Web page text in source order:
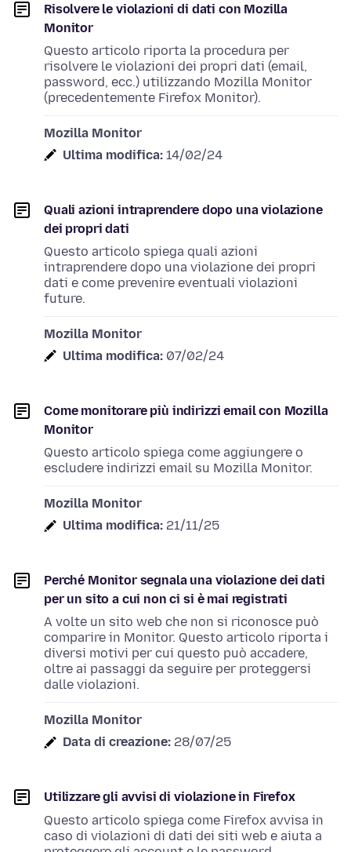
Risolvere le violazioni di dati con Mozilla
Monitor
Questo articolo riporta la procedura per
risolvere le violazioni dei propri dati (email,
password, ecc.) utilizzando Mozilla Monitor
(precedentemente Firefox Monitor).
Mozilla Monitor
Ultima modifica: 14/02/24
Quali azioni intraprendere dopo una violazione
dei propri dati
Questo articolo spiega quali azioni
intraprendere dopo una violazione dei propri
dati e come prevenire eventuali violazioni
future.
Mozilla Monitor
Ultima modifica: 07/02/24
Come monitorare più indirizzi email con Mozilla
Monitor
Questo articolo spiega come aggiungere o
escludere indirizzi email su Mozilla Monitor.
Mozilla Monitor
Ultima modifica: 21/11/25
Perché Monitor segnala una violazione dei dati
per un sito a cui non ci si è mai registrati
A volte un sito web che non si riconosce può
comparire in Monitor. Questo articolo riporta i
diversi motivi per cui questo può accadere,
oltre ai passaggi da seguire per proteggersi
dalle violazioni.
Mozilla Monitor
Data di creazione: 28/07/25
Utilizzare gli avvisi di violazione in Firefox
Questo articolo spiega come Firefox avvisa in
caso di violazioni di dati dei siti web e aiuta a